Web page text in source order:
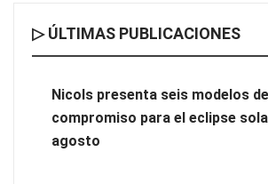
eclipse solar del 12 de agosto
‘El ransomware se puede vencer. No
▷ ÚLTIMAS PUBLICACIONES
Nicols presenta seis modelos
compromiso para el eclipse
agosto